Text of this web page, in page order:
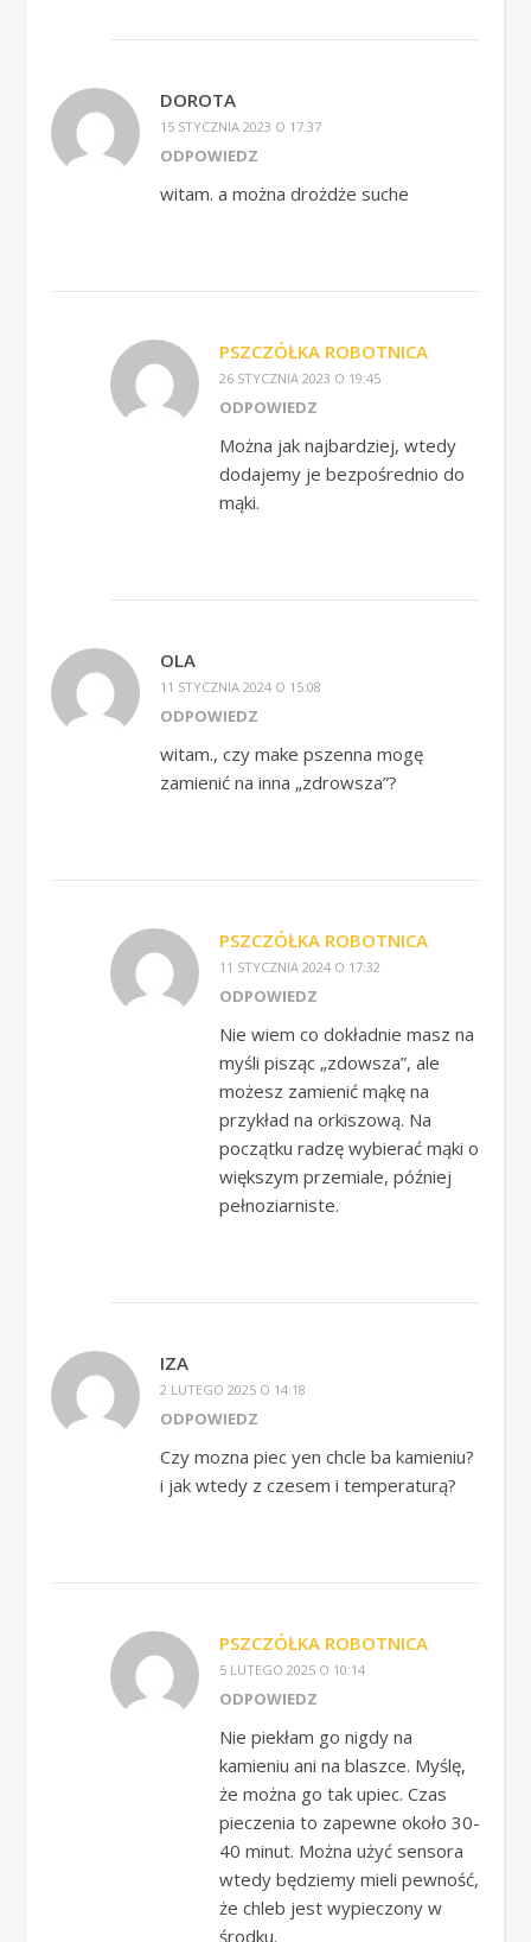
DOROTA
15 STYCZNIA 2023 O 17:37
ODPOWIEDZ
witam. a można drożdże suche
PSZCZÓŁKA ROBOTNICA
26 STYCZNIA 2023 O 19:45
ODPOWIEDZ
Można jak najbardziej, wtedy
dodajemy je bezpośrednio do
mąki.
OLA
11 STYCZNIA 2024 O 15:08
ODPOWIEDZ
witam., czy make pszenna mogę
zamienić na inna „zdrowsza”?
PSZCZÓŁKA ROBOTNICA
11 STYCZNIA 2024 O 17:32
ODPOWIEDZ
Nie wiem co dokładnie masz na
myśli pisząc „zdowsza”, ale
możesz zamienić mąkę na
przykład na orkiszową. Na
początku radzę wybierać mąki o
większym przemiale, później
pełnoziarniste.
IZA
2 LUTEGO 2025 O 14:18
ODPOWIEDZ
Czy mozna piec yen chcle ba kamieniu?
i jak wtedy z czesem i temperaturą?
PSZCZÓŁKA ROBOTNICA
5 LUTEGO 2025 O 10:14
ODPOWIEDZ
Nie piekłam go nigdy na
kamieniu ani na blaszce. Myślę,
że można go tak upiec. Czas
pieczenia to zapewne około 30-
40 minut. Można użyć sensora
wtedy będziemy mieli pewność,
że chleb jest wypieczony w
środku.